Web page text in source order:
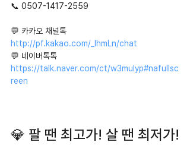
📞 0507-1417-2559
💬 카카오 채널톡
http://pf.kakao.com/_IhmLn/chat
💬 네이버톡톡
https://talk.naver.com/ct/w3mulyp#nafullsc
reen
💎 팔 땐 최고가! 살 땐 최저가!